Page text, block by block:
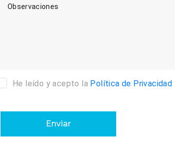
Observaciones
He leído y acepto la Política de Privacidad
Enviar